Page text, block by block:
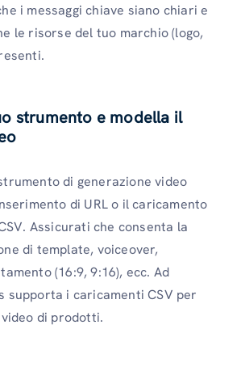
i messaggi chiave siano chiari e
le risorse del tuo marchio (logo,
strumento e modella il
di generazione video
di URL o il caricamento
Assicurati che consenta la
di template, voiceover,
(16:9, 9:16), ecc. Ad
supporta i caricamenti CSV per
di prodotti.